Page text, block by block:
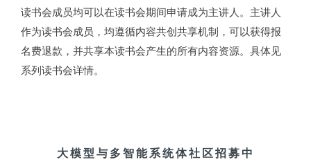
读书会成员均可以在读书会期间申请成为主讲人。主讲人
作为读书会成员，均遵循内容共创共享机制，可以获得报
名费退款，并共享本读书会产生的所有内容资源。具体见
系列读书会详情。
大模型与多智能系统体社区招募中